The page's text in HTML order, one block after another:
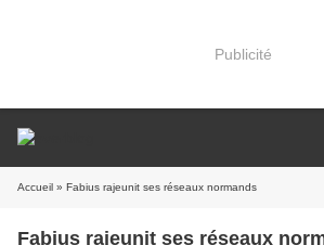
Publicité
Accueil » Fabius rajeunit ses réseaux normands
Fabius rajeunit ses réseaux